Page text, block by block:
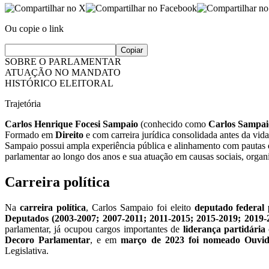
Ou copie o link
Copiar
SOBRE O PARLAMENTAR
ATUAÇÃO NO MANDATO
HISTÓRICO ELEITORAL
Trajetória
Carlos Henrique Focesi Sampaio (conhecido como Carlos
Formado em Direito e com carreira jurídica consolidada antes da
Sampaio possui ampla experiência pública e alinhamento com
parlamentar ao longo dos anos e sua atuação em causas sociais,
Carreira política
Na carreira política, Carlos Sampaio foi eleito deputado federal
Deputados (2003-2007; 2007-2011; 2011-2015; 2015-2019; 2019-
parlamentar, já ocupou cargos importantes de liderança partidária
Decoro Parlamentar, e emmarço de 2023 foi nomeado
Legislativa.